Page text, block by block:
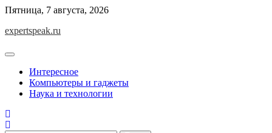
Skip
content
Пятница, 7 августа, 2026
expertspeak.ru
Интересное
Компьютеры и гаджеты
Наука и технологии